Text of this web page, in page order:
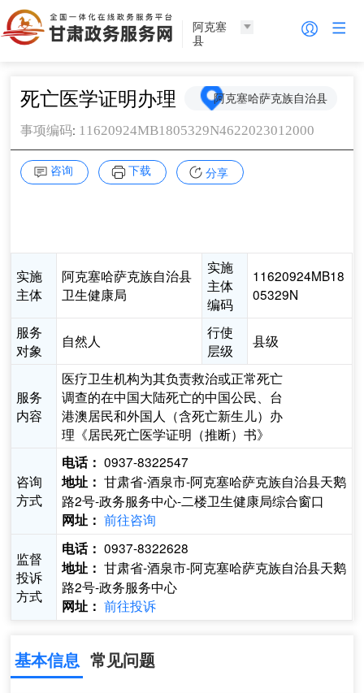
阿克塞
县
死亡医学证明办理 阿克塞哈萨克族自治县
事项编码: 11620924MB1805329N4622023012000
咨询 下载 分享
实施
主体
阿克塞哈萨克族自治县
卫生健康局
实施
主体
编码
11620924MB18
05329N
服务
对象
自然人
行使
层级
县级
服务
内容
医疗卫生机构为其负责救治或正常死亡
调查的在中国大陆死亡的中国公民、台
港澳居民和外国人（含死亡新生儿）办
理《居民死亡医学证明（推断）书》
咨询
方式
电话： 0937-8322547
地址： 甘肃省-酒泉市-阿克塞哈萨克族自治县天鹅
路2号-政务服务中心-二楼卫生健康局综合窗口
网址： 前往咨询
监督
投诉
方式
电话： 0937-8322628
地址： 甘肃省-酒泉市-阿克塞哈萨克族自治县天鹅
路2号-政务服务中心
网址： 前往投诉
基本信息 常见问题